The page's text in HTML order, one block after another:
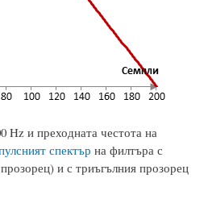
Hz и преходната честота на
спектър на филтъра с
и с триъгълния прозорец